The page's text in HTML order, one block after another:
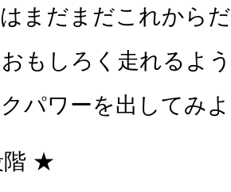
まだまだこれから
もしろく走れるよ
パワーを出してみ
階 ★